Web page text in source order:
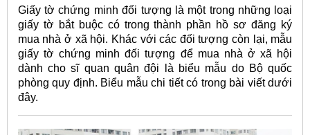
Giấy tờ chứng minh đối tượng là một trong những loại
giấy tờ bắt buộc có trong thành phần hồ sơ đăng ký
mua nhà ở xã hội. Khác với các đối tượng còn lại, mẫu
giấy tờ chứng minh đối tượng để mua nhà ở xã hội
dành cho sĩ quan quân đội là biểu mẫu do Bộ quốc
phòng quy định. Biểu mẫu chi tiết có trong bài viết dưới
đây.